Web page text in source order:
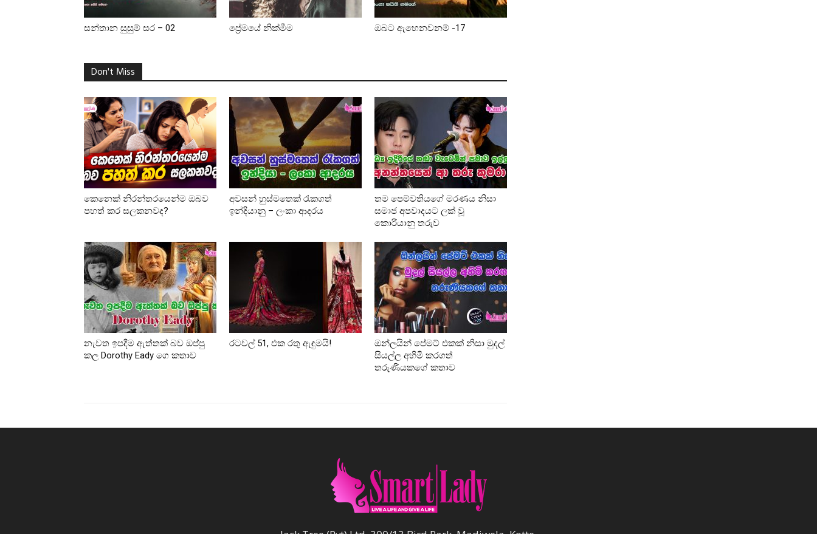
සන්තාන සුසුම් සර – 02 ප්‍රේමයේ නික්මීම ඔබට ඇහෙනවනම් -17
Don't Miss
කෙනෙක් නිරන්තරයෙන්ම ඔබව
පහත් කර සලකනවද?
අවසන් හුස්මතෙක් රැකගත්
ඉන්දියානු – ලංකා ආදරය
තම පෙම්වතියගේ මරණය නිසා
සමාජ අපවාදයට ලක් වූ
කොරියානු තරුව
නැවත ඉපදීම ඇත්තක් බව ඔප්පු
කල Dorothy Eady ගෙ කතාව
රටවල් 51, එක රතු ඇඳුමයි!
ඔන්ලයින් පේමට් එකක් නිසා මුදල්
සියල්ල අහිමි කරගත්
තරුණියකගේ කතාව